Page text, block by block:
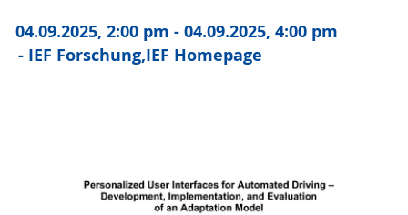
04.09.2025, 2:00 pm - 04.09.2025, 4:00 pm
IEF Forschung,IEF Homepage